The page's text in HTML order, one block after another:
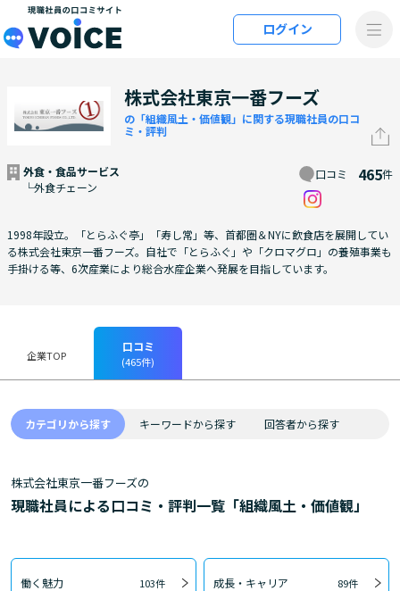
メインコンテンツにスキップ
ログイン
株式会社東京一番フーズ
の「組織風土・価値観」に関する現職社員の口コ
ミ・評判
外食・食品サービス
└外食チェーン
口コミ 465件
1998年設立。「とらふぐ亭」「寿し常」等、首都圏＆NYに飲食店を展開してい
る株式会社東京一番フーズ。自社で「とらふぐ」や「クロマグロ」の養殖事業も
手掛ける等、6次産業により総合水産企業へ発展を目指しています。
企業TOP
口コミ
(465件)
カテゴリから探す キーワードから探す 回答者から探す
株式会社東京一番フーズの
現職社員による口コミ・評判一覧「組織風土・価値観」
働く魅力 103件 成長・キャリア 89件